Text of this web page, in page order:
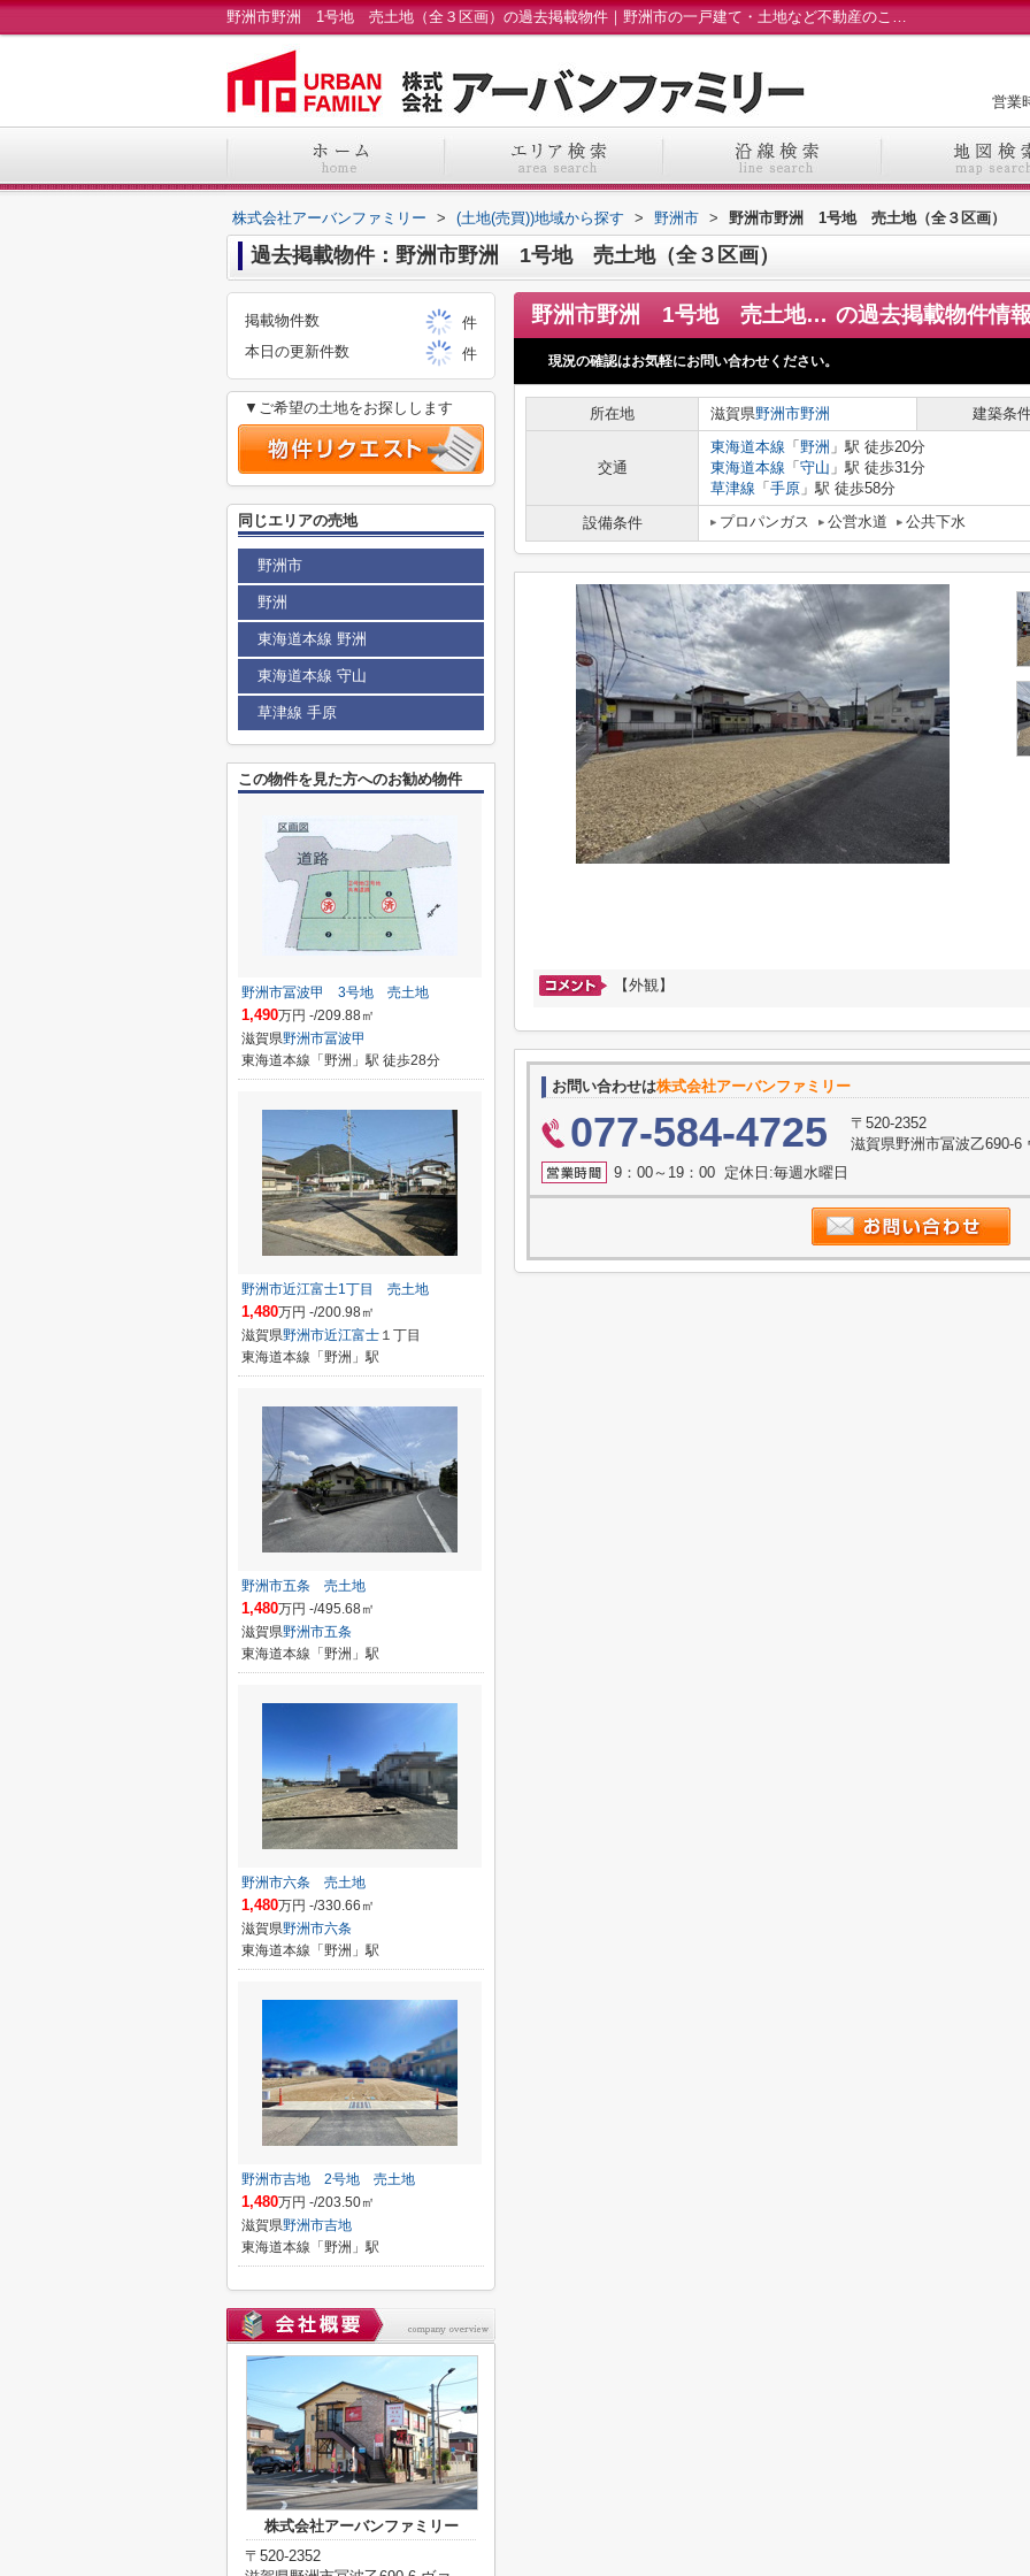
野洲市野洲 1号地 売土地（全３区画）の過去掲載物件｜野洲市の一戸建て・土地など不動産のことなら株式会社アーバンファミリーへ
営業
株式会社アーバンファミリー > (土地(売買))地域から探す > 野洲市 > 野洲市野洲 1号地 売土地（全３区画）
過去掲載物件：野洲市野洲 1号地 売土地（全３区画）
野洲市野洲 1号地 売土地（全３区画） の過去掲載物件情報
現況の確認はお気軽にお問い合わせください。
所在地 滋賀県野洲市野洲 建築条
交通
東海道本線 「 野洲 」駅 徒歩20分
東海道本線 「 守山 」駅 徒歩31分
草津線 「 手原 」駅 徒歩58分
設備条件
プロパンガス 公営水道 公共下水
【外観】
お問い合わせは株式会社アーバンファミリー
077-584-4725
〒520-2352
滋賀県野洲市冨波乙690-6
9：00～19：00 定休日:毎週水曜日
掲載物件数
件
本日の更新件数
件
▼ご希望の土地をお探しします
同じエリアの売地
野洲市
野洲
東海道本線 野洲
東海道本線 守山
草津線 手原
この物件を見た方へのお勧め物件
野洲市冨波甲 3号地 売土地
1,490万円 -/209.88㎡
滋賀県野洲市冨波甲
東海道本線「野洲」駅 徒歩28分
野洲市近江富士1丁目 売土地
1,480万円 -/200.98㎡
滋賀県野洲市近江富士 １丁目
東海道本線「野洲」駅
野洲市五条 売土地
1,480万円 -/495.68㎡
滋賀県野洲市五条
東海道本線「野洲」駅
野洲市六条 売土地
1,480万円 -/330.66㎡
滋賀県野洲市六条
東海道本線「野洲」駅
野洲市吉地 2号地 売土地
1,480万円 -/203.50㎡
滋賀県野洲市吉地
東海道本線「野洲」駅
株式会社アーバンファミリー
〒520-2352